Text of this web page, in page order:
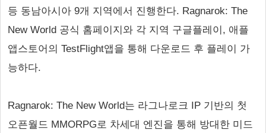
등 동남아시아 9개 지역에서 진행한다. Ragnarok: The
New World 공식 홈페이지와 각 지역 구글플레이, 애플
앱스토어의 TestFlight앱을 통해 다운로드 후 플레이 가
능하다.
Ragnarok: The New World는 라그나로크 IP 기반의 첫
오픈월드 MMORPG로 차세대 엔진을 통해 방대한 미드